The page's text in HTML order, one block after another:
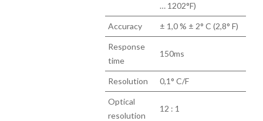
… 1202°F)
Accuracy ± 1,0 % ± 2° C (2,8° F)
Response
time
150ms
Resolution 0,1° C/F
Optical
resolution
12 : 1